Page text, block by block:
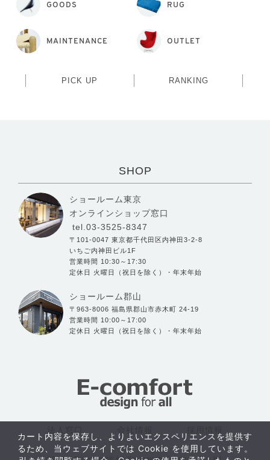
GOODS RUG
MAINTENANCE OUTLET
PICK UP RANKING
SHOP
ショールーム東京
オンラインショップ窓口
tel.03-3525-8347
〒101-0047 東京都千代田区内神田3-2-8
いちご内神田ビル1F
営業時間 10:30～17:30
定休日 火曜日（祝日を除く）・年末年始
ショールーム郡山
〒963-8006 福島県郡山市赤木町 24-19
営業時間 10:00～17:00
定休日 火曜日（祝日を除く）・年末年始
カート内容を保存し、よりよいエクスペリエンスを提供す
るため、当ウェブサイトでは Cookie を使用しています。